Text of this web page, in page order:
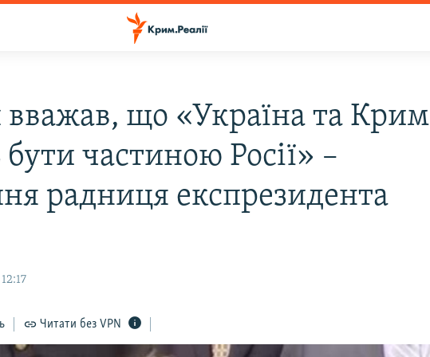
що «Україна та Крим
частиною Росії» –
радниця експрезидента
Читати без VPN